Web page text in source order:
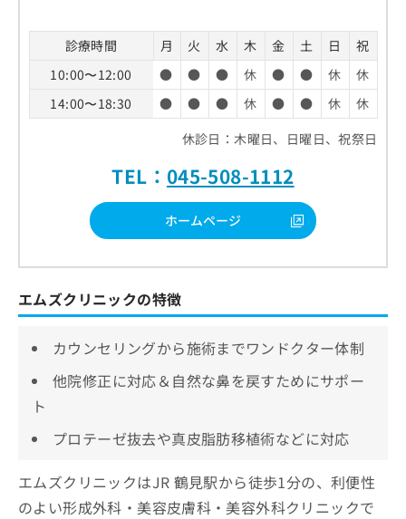
診療時間 月 火 水 木 金 土 日
祝
10:00〜12:00
● ● ● 休 ● ● 休
休
14:00〜18:30
● ● ● 休 ● ● 休
休
休診日：木曜日、日曜日、祝祭日
TEL： 045-508-1112
ホームページ
エムズクリニックの特徴
カウンセリングから施術までワンドクター体制
他院修正に対応＆自然な鼻を戻すためにサポー
ト
プロテーゼ抜去や真皮脂肪移植術などに対応
エムズクリニックはJR 鶴見駅から徒歩1分の、利便性
のよい形成外科・美容皮膚科・美容外科クリニックで